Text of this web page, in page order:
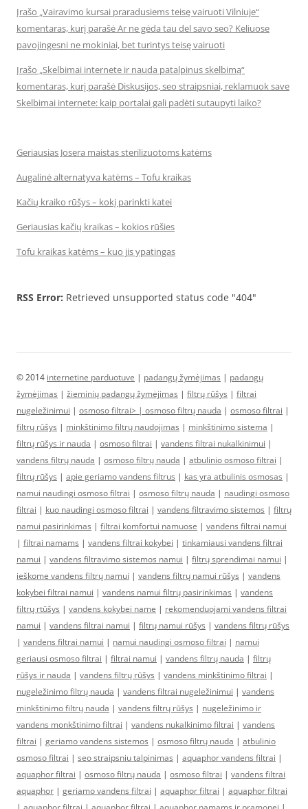
Įrašo „Vairavimo kursai praradusiems teisę vairuoti Vilniuje“
komentaras, kurį parašė Ar ne gėda tau del savo seo? Keliuose
pavojingesni ne mokiniai, bet turintys teisę vairuoti
Įrašo „Skelbimai internete ir nauda patalpinus skelbimą“
komentaras, kurį parašė Diskusijos, seo straipsniai, reklamuok save
Skelbimai internete: kaip portalai gali padėti sutaupyti laiko?
Geriausias Josera maistas sterilizuotoms katėms
Augalinė alternatyva katėms – Tofu kraikas
Kačių kraiko rūšys – kokį parinkti katei
Geriausias kačių kraikas – kokios rūšies
Tofu kraikas katėms – kuo jis ypatingas
RSS Error: Retrieved unsupported status code "404"
© 2014 internetine parduotuve | padangų žymėjimas | padangų
žymėjimas | žieminių padangų žymėjimas | filtrų rūšys | filtrai
nugeležinimui | osmoso filtrai> | osmoso filtrų nauda | osmoso filtrai |
filtrų rūšys | minkštinimo filtrų naudojimas | minkštinimo sistema |
filtrų rūšys ir nauda | osmoso filtrai | vandens filtrai nukalkinimui |
vandens filtrų nauda | osmoso filtrų nauda | atbulinio osmoso filtrai |
filtrų rūšys | apie geriamo vandens filtrus | kas yra atbulinis osmosas |
namui naudingi osmoso filtrai | osmoso filtrų nauda | naudingi osmoso
filtrai | kuo naudingi osmoso filtrai | vandens filtravimo sistemos | filtrų
namui pasirinkimas | filtrai komfortui namuose | vandens filtrai namui
| filtrai namams | vandens filtrai kokybei | tinkamiausi vandens filtrai
namui | vandens filtravimo sistemos namui | filtrų sprendimai namui |
ieškome vandens filtrų namui | vandens filtrų namui rūšys | vandens
kokybei filtrai namui | vandens namui filtrų pasirinkimas | vandens
filtrų rtūšys | vandens kokybei name | rekomenduojami vandens filtrai
namui | vandens filtrai namui | filtrų namui rūšys | vandens filtrų rūšys
| vandens filtrai namui | namui naudingi osmoso filtrai | namui
geriausi osmoso filtrai | filtrai namui | vandens filtrų nauda | filtrų
rūšys ir nauda | vandens filtrų rūšys | vandens minkštinimo filtrai |
nugeležinimo filtrų nauda | vandens filtrai nugeležinimui | vandens
minkštinimo filtrų nauda | vandens filtrų rūšys | nugeležinimo ir
vandens monkštinimo filtrai | vandens nukalkinimo filtrai | vandens
filtrai | geriamo vandens sistemos | osmoso filtrų nauda | atbulinio
osmoso filtrai | seo straipsniu talpinimas | aquaphor vandens filtrai |
aquaphor filtrai | osmoso filtrų nauda | osmoso filtrai | vandens filtrai
aquaphor | geriamo vandens filtrai | aquaphor filtrai | aquaphor filtrai